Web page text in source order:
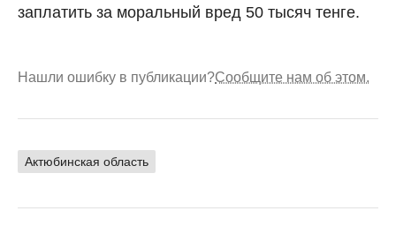
заплатить за моральный вред 50 тысяч тенге.
Нашли ошибку в публикации?Сообщите нам об этом.
Актюбинская область